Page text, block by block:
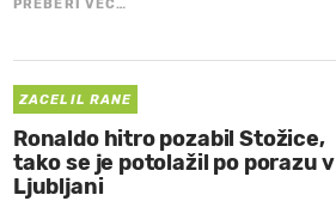
PREBERI VEČ…
ZACELIL RANE
Ronaldo hitro pozabil Stožice,
tako se je potolažil po porazu v
Ljubljani